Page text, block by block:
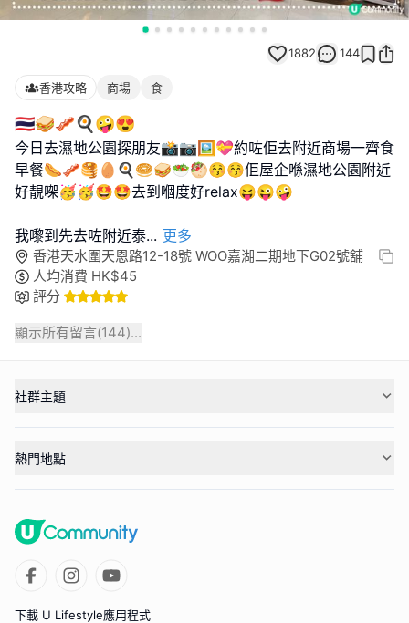
1882 144
香港攻略 商場 食
🇹🇭🥪🥓🍳🤪😍
今日去濕地公園探朋友📸📷🖼️💝約咗佢去附近商場一齊食
早餐🌭🥓🥞🥚🍳🥯🥪🥗🥙😚😚佢屋企喺濕地公園附近
好靚㗎🥳🥳🤩🤩去到嗰度好relax😝😜🤪
我嚟到先去咗附近泰... 更多
香港天水圍天恩路12-18號 WOO嘉湖二期地下G02號舖
人均消費 HK$45
評分
顯示所有留言(144)...
社群主題
熱門地點
下載 U Lifestyle應用程式